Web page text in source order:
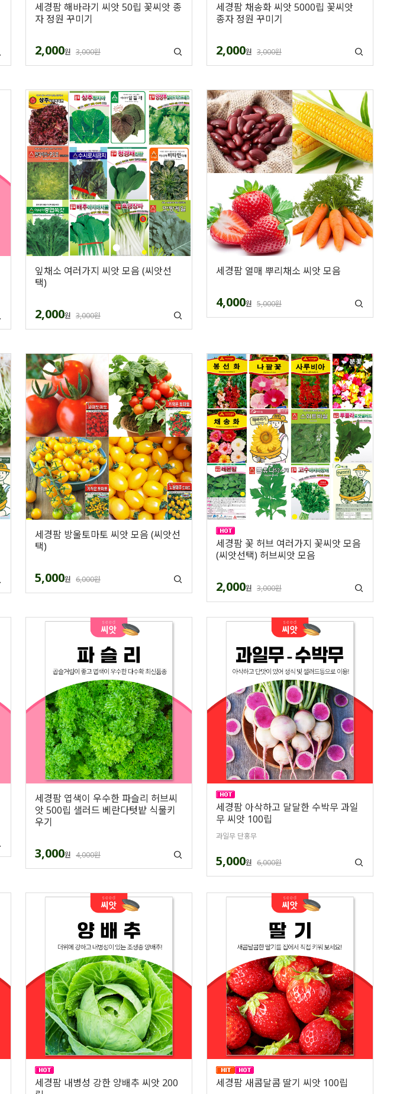
세경팜 해바라기 씨앗 50립 꽃씨앗 종
자 정원 꾸미기
2,000원 3,000원
세경팜 채송화 씨앗 5000립 꽃씨앗
종자 정원 꾸미기
2,000원 3,000원
잎채소 여러가지 씨앗 모음 (씨앗선
택)
2,000원 3,000원
세경팜 열매 뿌리채소 씨앗 모음
4,000원 5,000원
세경팜 방울토마토 씨앗 모음 (씨앗선
택)
5,000원 6,000원
세경팜 꽃 허브 여러가지 꽃씨앗 모음
(씨앗선택) 허브씨앗 모음
2,000원 3,000원
세경팜 엽색이 우수한 파슬리 허브씨
앗 500립 샐러드 베란다텃밭 식물키
우기
3,000원 4,000원
세경팜 아삭하고 달달한 수박무 과일
무 씨앗 100립
과일무 단홍무
5,000원 6,000원
세경팜 내병성 강한 양배추 씨앗 200
세경팜 새콤달콤 딸기 씨앗 100립